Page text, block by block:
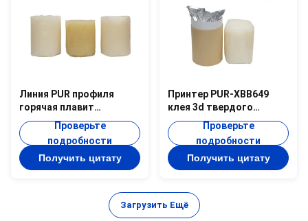
Линия PUR профиля
горячая плавит
прилипатель PUR-9006.6
Cps клея 40000
деревянный слоистый
Проверьте
подробности
Получить цитату
Принтер PUR-XBB649
клея 3d твердого
белого Woodworking
клея слоения 3D горячий
Проверьте
подробности
Получить цитату
Загрузить Ещё